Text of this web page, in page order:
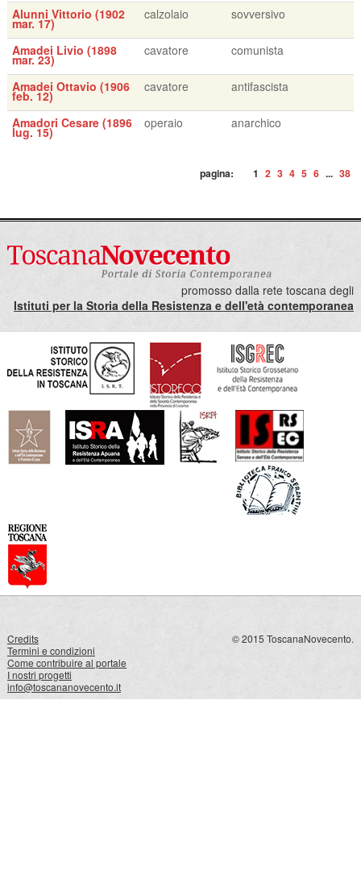
Alunni Vittorio (1902
mar. 17)
calzolaio sovversivo
Amadei Livio (1898
mar. 23)
cavatore comunista
Amadei Ottavio (1906
feb. 12)
cavatore antifascista
Amadori Cesare (1896
lug. 15)
operaio anarchico
pagina: 1 2 3 4 5 6 ... 38
promosso dalla rete toscana degli
Istituti per la Storia della Resistenza e dell'età contemporanea
Credits
Termini e condizioni
Come contribuire al portale
I nostri progetti
info@toscananovecento.it
© 2015 ToscanaNovecento.